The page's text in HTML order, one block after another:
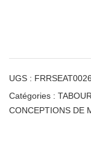
UGS : FRRSEAT0026
Catégories :
CONCEPTIONS DE